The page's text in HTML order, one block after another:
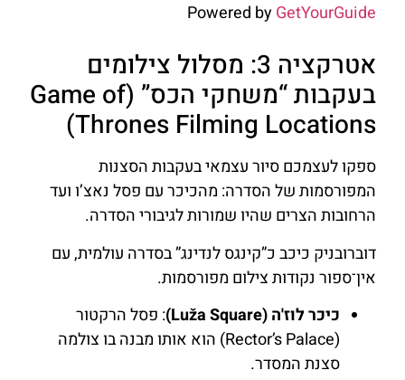
Powered byGetYourGuide
אטרקציה 3: מסלול צילומים
בעקבות “משחקי הכס” (Game of
Thrones Filming Locations)
ספקו לעצמכם סיור עצמאי בעקבות הסצנות
המפורסמות של הסדרה: מהכיכר עם פסל נאצ’ו ועד
הרחובות הצרים שהיו שמורות לגיבורי הסדרה.
דוברובניק כיכב כ”קינגס לנדינג” בסדרה עולמית, עם
אין־ספור נקודות צילום מפורסמות.
כיכר לוז'ה (Luža Square)
: פסל הרקטור
(Rector’s Palace) הוא אותו מבנה בו צולמה
סצנת המסדר.